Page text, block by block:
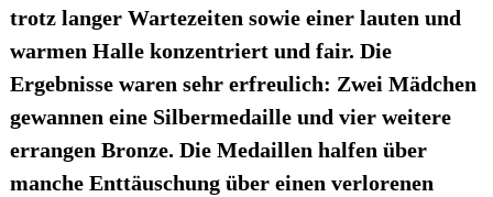
trotz langer Wartezeiten sowie einer lauten und
warmen Halle konzentriert und fair. Die
Ergebnisse waren sehr erfreulich: Zwei Mädchen
gewannen eine Silbermedaille und vier weitere
errangen Bronze. Die Medaillen halfen über
manche Enttäuschung über einen verlorenen